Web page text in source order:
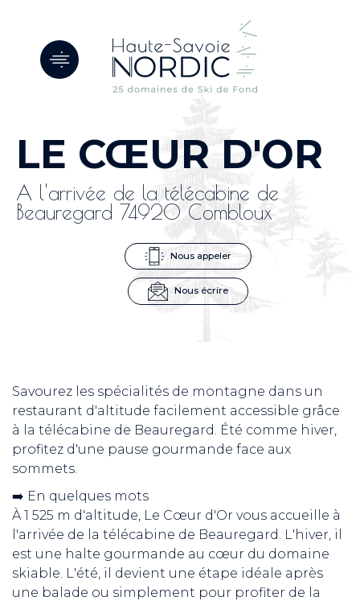
LE CŒUR D'OR
A l'arrivée de la télécabine de
Beauregard 74920 Combloux
Nous appeler
Nous écrire
Savourez les spécialités de montagne dans un
restaurant d'altitude facilement accessible grâce
à la télécabine de Beauregard. Été comme hiver,
profitez d'une pause gourmande face aux
sommets.
➡️ En quelques mots
À 1 525 m d'altitude, Le Cœur d'Or vous accueille à
l'arrivée de la télécabine de Beauregard. L'hiver, il
est une halte gourmande au cœur du domaine
skiable. L'été, il devient une étape idéale après
une balade ou simplement pour profiter de la